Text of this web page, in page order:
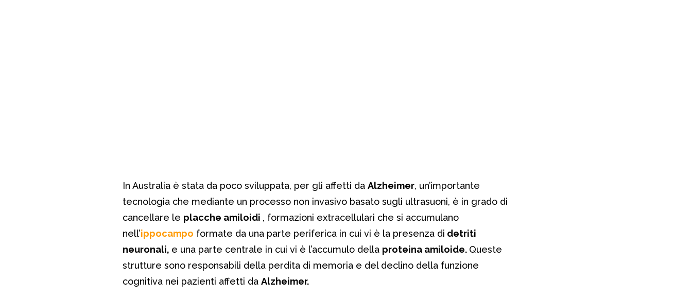
In Australia è stata da poco sviluppata, per gli affetti da Alzheimer, un’importante
tecnologia che mediante un processo non invasivo basato sugli ultrasuoni, è in grado di
cancellare le placche amiloidi , formazioni extracellulari che si accumulano
nell’ippocampo formate da una parte periferica in cui vi è la presenza di detriti
neuronali, e una parte centrale in cui vi è l’accumulo della proteina amiloide. Queste
strutture sono responsabili della perdita di memoria e del declino della funzione
cognitiva nei pazienti affetti da Alzheimer.